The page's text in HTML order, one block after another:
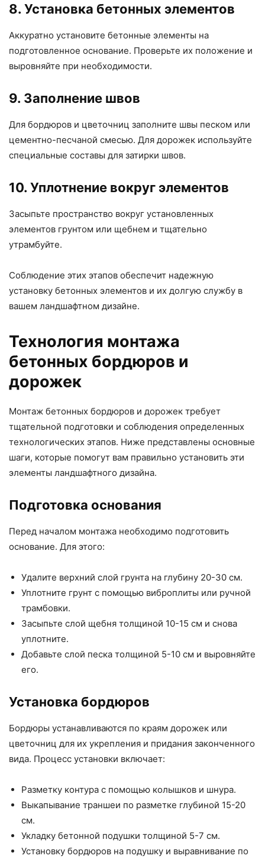
8. Установка бетонных элементов
Аккуратно установите бетонные элементы на
подготовленное основание. Проверьте их положение и
выровняйте при необходимости.
9. Заполнение швов
Для бордюров и цветочниц заполните швы песком или
цементно-песчаной смесью. Для дорожек используйте
специальные составы для затирки швов.
10. Уплотнение вокруг элементов
Засыпьте пространство вокруг установленных
элементов грунтом или щебнем и тщательно
утрамбуйте.
Соблюдение этих этапов обеспечит надежную
установку бетонных элементов и их долгую службу в
вашем ландшафтном дизайне.
Технология монтажа
бетонных бордюров и
дорожек
Монтаж бетонных бордюров и дорожек требует
тщательной подготовки и соблюдения определенных
технологических этапов. Ниже представлены основные
шаги, которые помогут вам правильно установить эти
элементы ландшафтного дизайна.
Подготовка основания
Перед началом монтажа необходимо подготовить
основание. Для этого:
Удалите верхний слой грунта на глубину 20-30 см.
Уплотните грунт с помощью виброплиты или ручной
трамбовки.
Засыпьте слой щебня толщиной 10-15 см и снова
уплотните.
Добавьте слой песка толщиной 5-10 см и выровняйте
его.
Установка бордюров
Бордюры устанавливаются по краям дорожек или
цветочниц для их укрепления и придания законченного
вида. Процесс установки включает:
Разметку контура с помощью колышков и шнура.
Выкапывание траншеи по разметке глубиной 15-20
см.
Укладку бетонной подушки толщиной 5-7 см.
Установку бордюров на подушку и выравнивание по